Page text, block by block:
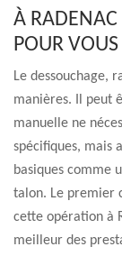
À RADENAC
POUR VOUS
Le dessouchage,
manières. Il peut
manuelle ne
spécifiques, mais
basiques comme
talon. Le premier
cette opération à
meilleur des